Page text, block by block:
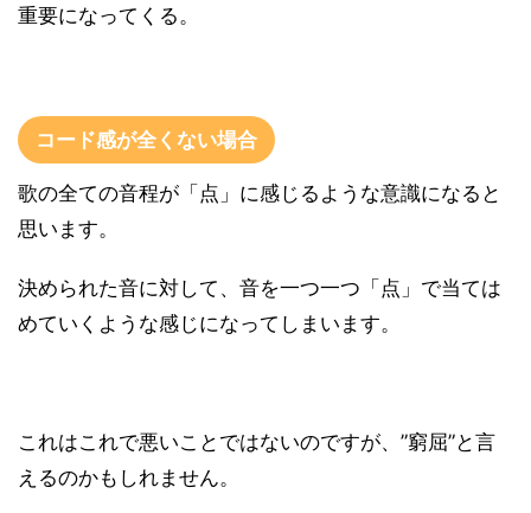
重要になってくる。
コード感が全くない場合
歌の全ての音程が「点」に感じるような意識になると
思います。
決められた音に対して、音を一つ一つ「点」で当ては
めていくような感じになってしまいます。
これはこれで悪いことではないのですが、”窮屈”と言
えるのかもしれません。